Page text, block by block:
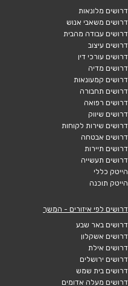
דרושים מלונאות
דרושים משאבי אנוש
דרושים עבודה מהבית
דרושים עיצוב
דרושים עורכי דין
דרושים מדיה
דרושים קמעונאות
דרושים תחבורה
דרושים רפואה
דרושים שיווק
דרושים שירות לקוחות
דרושים אבטחה
דרושים תיירות
דרושים תעשייה
הייטק כללי
הייטק תוכנה
דרושים לפי איזורים - המשך
דרושים באר שבע
דרושים אשקלון
דרושים אילת
דרושים ירושלים
דרושים בית שמש
דרושים מעלה אדומים